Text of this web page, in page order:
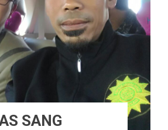
SANG